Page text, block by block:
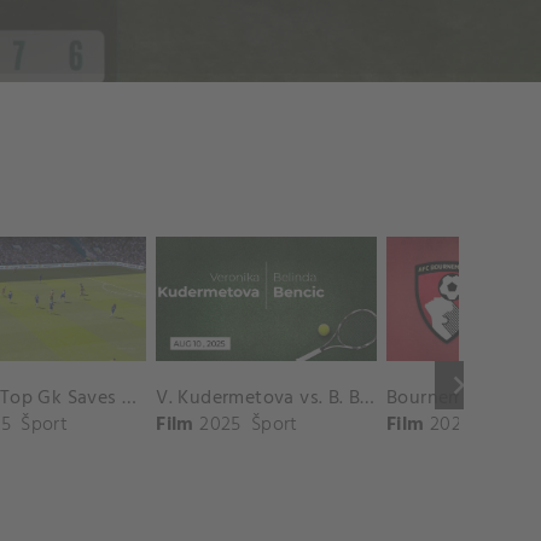
keyboard_arrow_right
Chelsea Top Gk Saves vs. Crystal Palace
Šport
V. Kudermetova vs. B. Bencic Match Highlights - CINCINNATI_Champions Court ( August 10, 2025)
Film 2025 Šport Film 2025